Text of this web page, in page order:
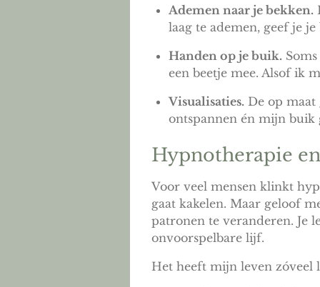
Ademen naar je bekken.
laag te ademen, geef je
Handen op je buik.
een beetje mee. Alsof ik
Visualisaties. De op maat
ontspannen én mijn buik
Hypnotherapie
Voor veel mensen klinkt
gaat kakelen. Maar geloof
patronen te veranderen. Je
onvoorspelbare lijf.
Het heeft mijn leven zóveel